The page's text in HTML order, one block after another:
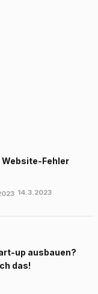
Website-Fehler
14.3.2023
up ausbauen?
das!